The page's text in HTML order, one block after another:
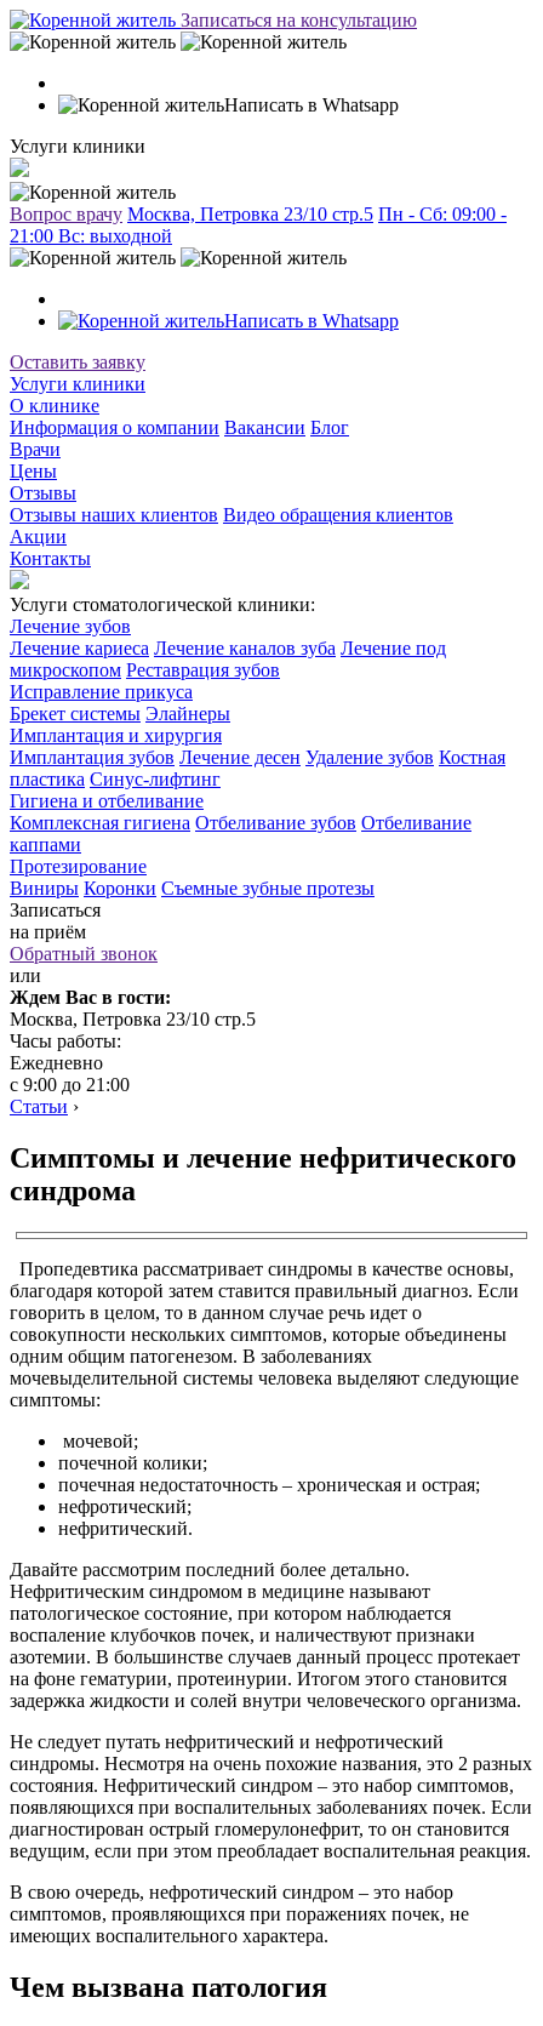
Записаться на консультацию
Написать в Whatsapp
Услуги клиники
Вопрос врачу Москва, Петровка 23/10 стр.5 Пн - Сб: 09:00 -
21:00 Вc: выходной
Написать в Whatsapp
Оставить заявку
Услуги клиники
О клинике
Информация о компании Вакансии Блог
Врачи
Цены
Отзывы
Отзывы наших клиентов Видео обращения клиентов
Акции
Контакты
Услуги стоматологической клиники:
Лечение зубов
Лечение кариеса Лечение каналов зуба Лечение под
микроскопом Реставрация зубов
Исправление прикуса
Брекет системы Элайнеры
Имплантация и хирургия
Имплантация зубов Лечение десен Удаление зубов Костная
пластика Синус-лифтинг
Гигиена и отбеливание
Комплексная гигиена Отбеливание зубов Отбеливание
каппами
Протезирование
Виниры Коронки Съемные зубные протезы
Записаться
на приём
Обратный звонок
или
Ждем Вас в гости:
Москва, Петровка 23/10 стр.5
Часы работы:
Ежедневно
с 9:00 до 21:00
Статьи ›
Симптомы и лечение нефритического
синдрома
Пропедевтика рассматривает синдромы в качестве основы,
благодаря которой затем ставится правильный диагноз. Если
говорить в целом, то в данном случае речь идет о
совокупности нескольких симптомов, которые объединены
одним общим патогенезом. В заболеваниях
мочевыделительной системы человека выделяют следующие
симптомы:
мочевой;
почечной колики;
почечная недостаточность – хроническая и острая;
нефротический;
нефритический.
Давайте рассмотрим последний более детально.
Нефритическим синдромом в медицине называют
патологическое состояние, при котором наблюдается
воспаление клубочков почек, и наличествуют признаки
азотемии. В большинстве случаев данный процесс протекает
на фоне гематурии, протеинурии. Итогом этого становится
задержка жидкости и солей внутри человеческого организма.
Не следует путать нефритический и нефротический
синдромы. Несмотря на очень похожие названия, это 2 разных
состояния. Нефритический синдром – это набор симптомов,
появляющихся при воспалительных заболеваниях почек. Если
диагностирован острый гломерулонефрит, то он становится
ведущим, если при этом преобладает воспалительная реакция.
В свою очередь, нефротический синдром – это набор
симптомов, проявляющихся при поражениях почек, не
имеющих воспалительного характера.
Чем вызвана патология